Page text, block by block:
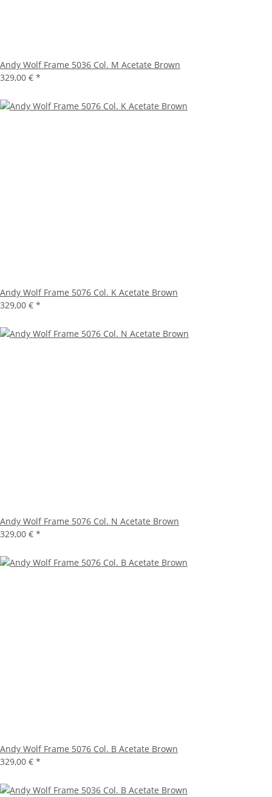
Andy Wolf Frame 5036 Col. M Acetate Brown
329,00 € *
Andy Wolf Frame 5076 Col. K Acetate Brown
329,00 € *
Andy Wolf Frame 5076 Col. N Acetate Brown
329,00 € *
Andy Wolf Frame 5076 Col. B Acetate Brown
329,00 € *